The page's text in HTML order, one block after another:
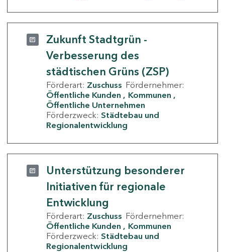
Zukunft Stadtgrün -
Verbesserung des
städtischen Grüns (ZSP)
Förderart: Zuschuss Fördernehmer:
Öffentliche Kunden
Kommunen
Öffentliche Unternehmen
Förderzweck: Städtebau und
Regionalentwicklung
Unterstützung besonderer
Initiativen für regionale
Entwicklung
Förderart: Zuschuss Fördernehmer:
Öffentliche Kunden
Kommunen
Förderzweck: Städtebau und
Regionalentwicklung